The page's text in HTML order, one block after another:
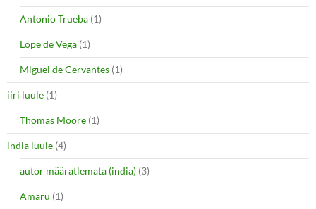
Antonio Trueba (1)
Lope de Vega (1)
Miguel de Cervantes (1)
iiri luule (1)
Thomas Moore (1)
india luule (4)
autor määratlemata (india) (3)
Amaru (1)